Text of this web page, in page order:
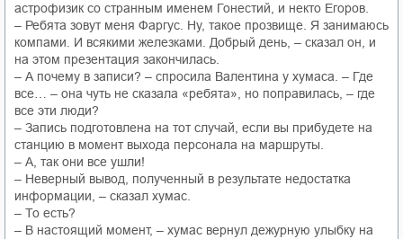
астрофизик со странным именем Гонестий, и некто Егоров.
– Ребята зовут меня Фаргус. Ну, такое прозвище. Я занимаюсь
компами. И всякими железками. Добрый день, – сказал он, и
на этом презентация закончилась.
– А почему в записи? – спросила Валентина у хумаса. – Где
все… – она чуть не сказала «ребята», но поправилась, – где
все эти люди?
– Запись подготовлена на тот случай, если вы прибудете на
станцию в момент выхода персонала на маршруты.
– А, так они все ушли!
– Неверный вывод, полученный в результате недостатка
информации, – сказал хумас.
– То есть?
– В настоящий момент, – хумас вернул дежурную улыбку на